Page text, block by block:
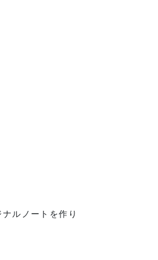
ルノートを作り